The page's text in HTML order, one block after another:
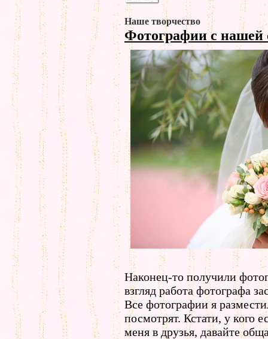
Наше творчество
Фотографии с
Наконец-то получили
взгляд работа фотографа
Все фотографии я
посмотрят. Кстати, у кого
меня в друзья, давайте